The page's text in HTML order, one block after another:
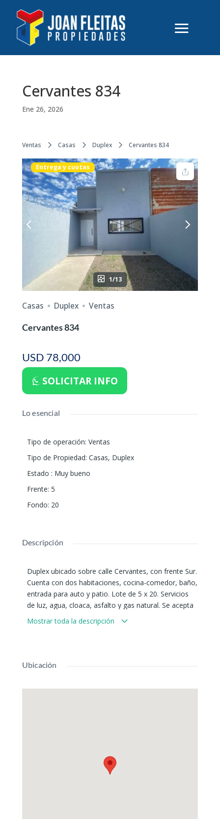
Cervantes 834
Ene 26, 2026
Ventas Casas Duplex Cervantes 834
Entrega y cuotas
1/13
Casas Duplex
Ventas
Cervantes 834
USD 78,000
SOLICITAR INFO
Lo esencial
Tipo de operación: Ventas
Tipo de Propiedad: Casas, Duplex
Estado : Muy bueno
Frente: 5
Fondo: 20
Descripción
Duplex ubicado sobre calle Cervantes, con frente Sur.
Cuenta con dos habitaciones, cocina-comedor, baño,
entrada para auto y patio. Lote de 5 x 20. Servicios
de luz, agua, cloaca, asfalto y gas natural. Se acepta
vehículo en forma de pago, financiación corta.
Mostrar toda la descripción
Ubicación